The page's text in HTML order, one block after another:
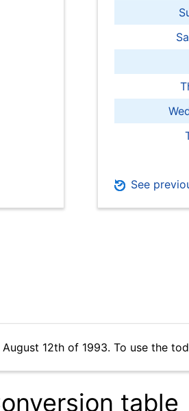
See
12th of 1993. To use the
table